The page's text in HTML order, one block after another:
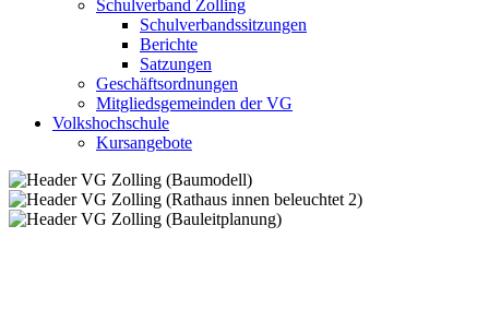
Schulverband Zolling
Schulverbandssitzungen
Berichte
Satzungen
Geschäftsordnungen
Mitgliedsgemeinden der VG
Volkshochschule
Kursangebote